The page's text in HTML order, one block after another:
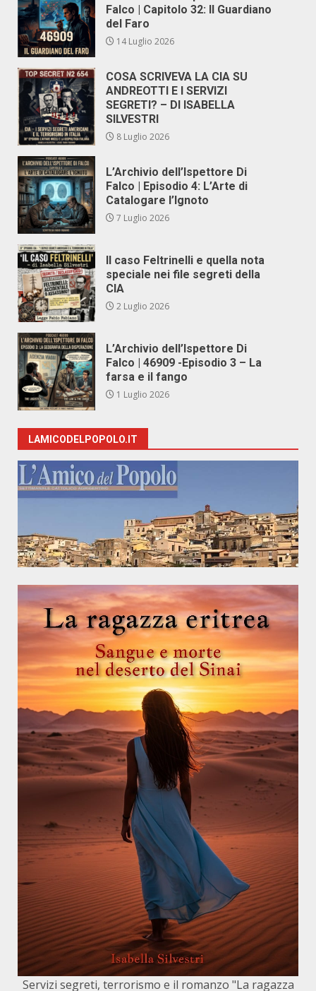
Falco | Capitolo 32: Il Guardiano
del Faro
14 Luglio 2026
COSA SCRIVEVA LA CIA SU
ANDREOTTI E I SERVIZI
SEGRETI? – DI ISABELLA
SILVESTRI
8 Luglio 2026
L’Archivio dell’Ispettore Di
Falco | Episodio 4: L’Arte di
Catalogare l’Ignoto
7 Luglio 2026
Il caso Feltrinelli e quella nota
speciale nei file segreti della
CIA
2 Luglio 2026
L’Archivio dell’Ispettore Di
Falco | 46909 -Episodio 3 – La
farsa e il fango
1 Luglio 2026
LAMICODELPOPOLO.IT
Servizi segreti, terrorismo e il romanzo "La ragazza